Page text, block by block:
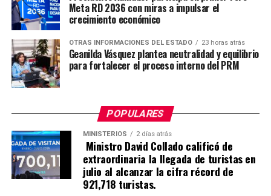
Meta RD 2036 con miras a impulsar el
crecimiento económico
OTRAS INFORMACIONES DEL ESTADO 23 horas atrás
Geanilda Vásquez plantea neutralidad y equilibrio
para fortalecer el proceso interno del PRM
POPULARES
MINISTERIOS 2 días atrás
Ministro David Collado calificó de
extraordinaria la llegada de turistas en
julio al alcanzar la cifra récord de
921,718 turistas.